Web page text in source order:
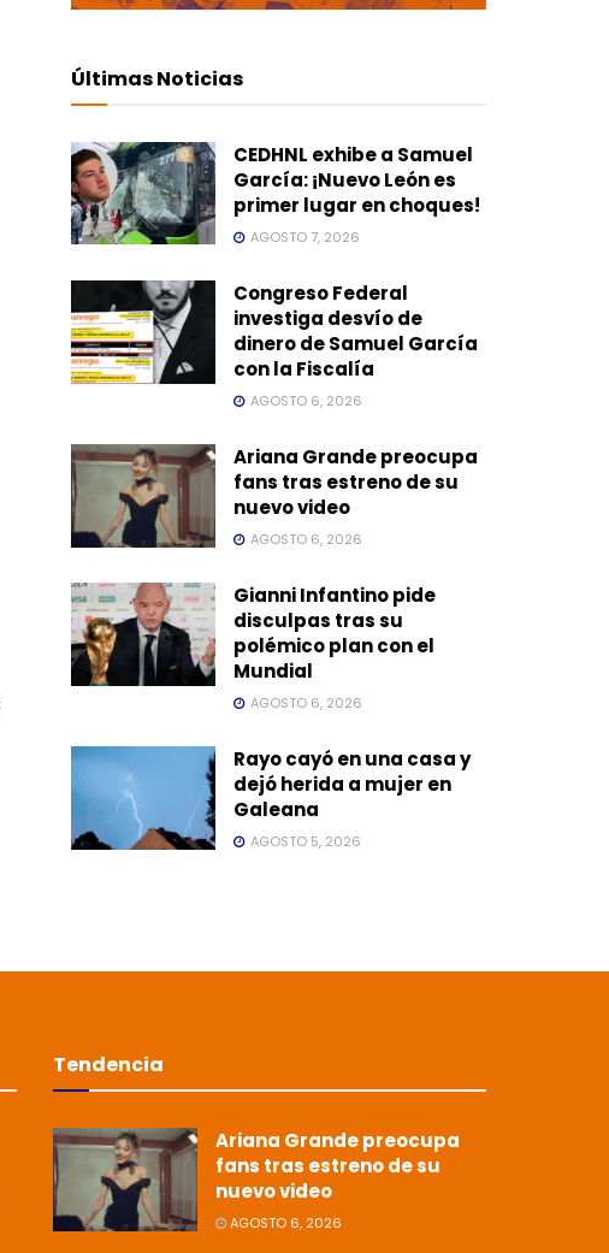
Últimas Noticias
CEDHNL exhibe a Samuel
García: ¡Nuevo León es
primer lugar en choques!
AGOSTO 7, 2026
Congreso Federal
investiga desvío de
dinero de Samuel García
con la Fiscalía
AGOSTO 6, 2026
Ariana Grande preocupa
fans tras estreno de su
nuevo video
AGOSTO 6, 2026
Gianni Infantino pide
disculpas tras su
polémico plan con el
Mundial
AGOSTO 6, 2026
Rayo cayó en una casa y
dejó herida a mujer en
Galeana
AGOSTO 5, 2026
Tendencia
Ariana Grande preocupa
fans tras estreno de su
nuevo video
AGOSTO 6, 2026